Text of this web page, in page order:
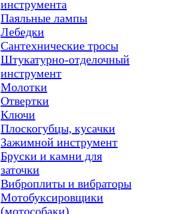
инструмента
Паяльные лампы
Лебедки
Сантехнические тросы
Штукатурно-отделочный
инструмент
Молотки
Отвертки
Ключи
Плоскогубцы, кусачки
Зажимной инструмент
Бруски и камни для
заточки
Виброплиты и вибраторы
Мотобуксировщики
(мотособаки)